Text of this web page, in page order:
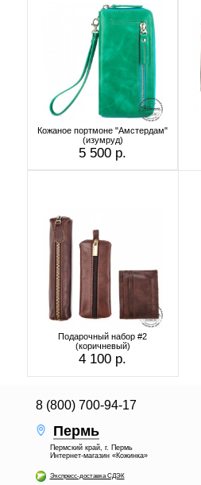
Кожаное портмоне "Амстердам"
(изумруд)
5 500 р.
Подарочный набор #2
(коричневый)
4 100 р.
8 (800) 700-94-17
Пермь
Пермский край, г. Пермь
Интернет-магазин «Кожинка»
Экспресс-доставка СДЭК